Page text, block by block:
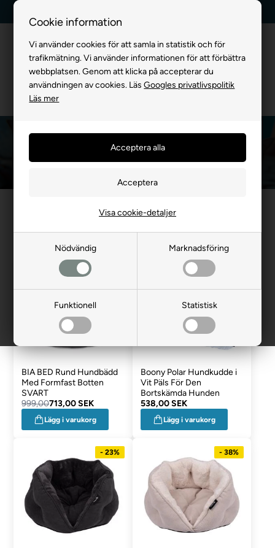
Cookie information
Vi använder cookies för att samla in statistik och för
trafikmätning. Vi använder informationen för att förbättra
webbplatsen. Genom att klicka på accepterar du
användningen av cookies. LäsGoogles privatlivspolitik
Läs mer
Nödvändig Marknadsföring
Funktionell Statistisk
Visa cookie-detaljer
Kattens Sovplats
BIA BED Rund Hundbädd
Med Formfast Botten
SVART
999,00713,00 SEK
Lägg i varukorg
Boony Polar Hundkudde i
Vit Päls För Den
Bortskämda Hunden
538,00 SEK
Lägg i varukorg
- 23% - 38%